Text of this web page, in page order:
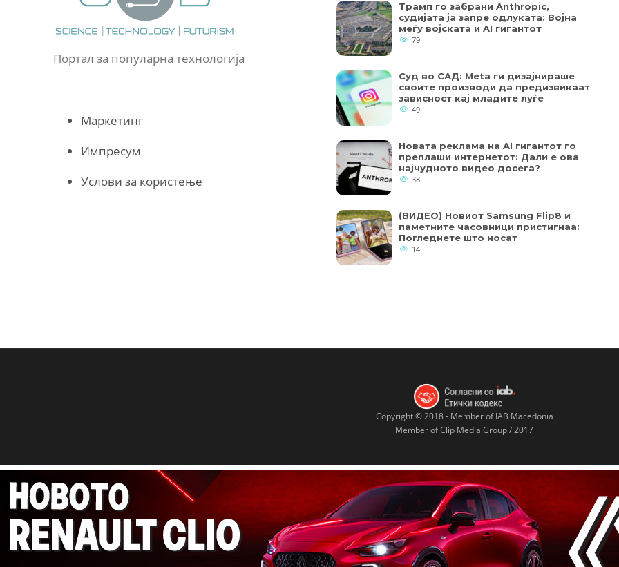
Портал за популарна технологија
Маркетинг
Импресум
Услови за користење
Трамп го забрани Anthropic,
судијата ја запре одлуката: Војна
меѓу војската и AI гигантот
79
Суд во САД: Meta ги дизајнираше
своите производи да предизвикаат
зависност кај младите луѓе
49
Новата реклама на AI гигантот го
преплаши интернетот: Дали е ова
најчудното видео досега?
38
(ВИДЕО) Новиот Samsung Flip8 и
паметните часовници пристигнаа:
Погледнете што носат
14
Copyright © 2018 - Member of IAB Macedonia
Member of Clip Media Group / 2017